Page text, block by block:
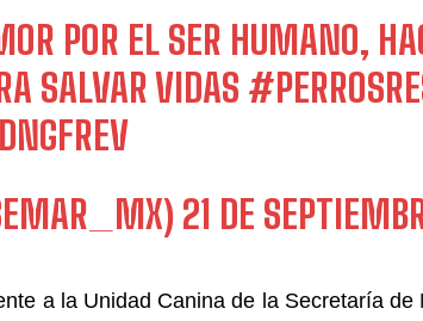
POR EL SER HUMANO,
SALVAR VIDAS
21 DE
a la Unidad Canina de la Secretaría